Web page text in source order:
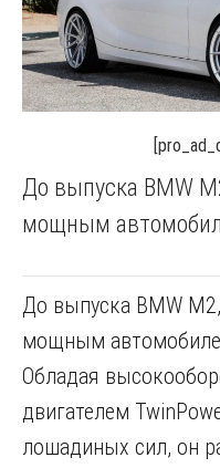
До выпуска BMW
мощным
До выпуска BMW
мощным
Обладая
двигателем
лошадиных сил, он